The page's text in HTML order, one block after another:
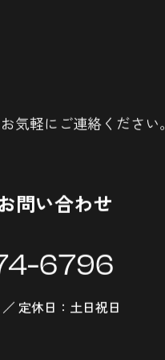
お気軽にご連絡ください。
問い合わせ
6796
定休日：土日祝日